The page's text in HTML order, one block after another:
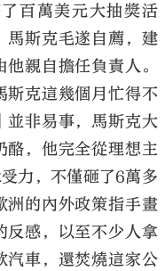
百萬美元大抽獎活
馬斯克毛遂自薦，建
親自擔任負責人。
斯克這幾個月忙得不
並非易事，馬斯克大
酪，他完全從理想主
力，不僅砸了6萬多
洲的內外政策指手畫
反感，以至不少人拿
汽車，還焚燒這家公